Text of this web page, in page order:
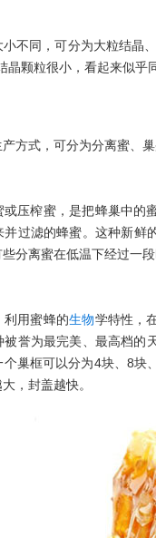
不同，可分为大粒结晶
晶颗粒很小，看起来似乎
方式，可分为分离蜜、巢
压榨蜜，是把蜂巢中的
并过滤的蜂蜜。这种新
分离蜜在低温下经过一段
利用蜜蜂的生物学特性，
誉为最完美、最高档的
巢框可以分为4块、8
，封盖越快。